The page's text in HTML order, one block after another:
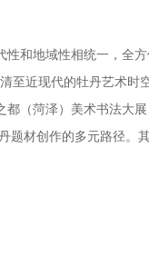
和地域性相统一，全
至近现代的牡丹艺术时
（菏泽）美术书法大展
材创作的多元路径。